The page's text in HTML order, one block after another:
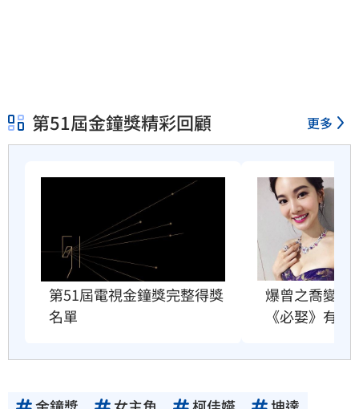
第51屆金鐘獎精彩回顧 更多
第51屆電視金鐘獎完整得獎
名單
爆曾之喬變紅
《必娶》有關